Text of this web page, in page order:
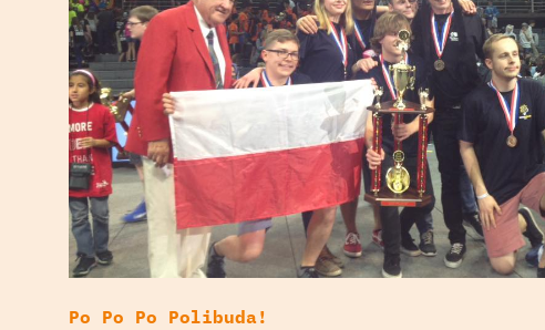
Po Po Po Polibuda!